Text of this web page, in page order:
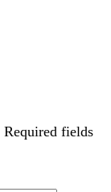
Required fields